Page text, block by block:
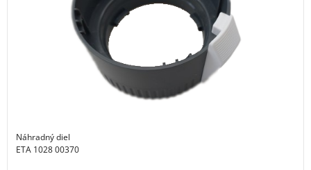
Náhradný diel
ETA 1028 00370